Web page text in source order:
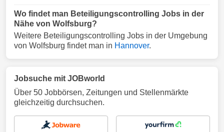
Wo findet man Beteiligungscontrolling Jobs in der
Nähe von Wolfsburg?
Weitere Beteiligungscontrolling Jobs in der Umgebung
von Wolfsburg findet man in Hannover.
Jobsuche mit JOBworld
Über 50 Jobbörsen, Zeitungen und Stellenmärkte
gleichzeitig durchsuchen.